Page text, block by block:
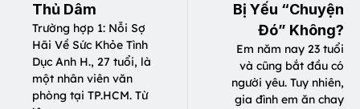
Thủ Dâm
Trường hợp 1: Nỗi Sợ
Hãi Về Sức Khỏe Tình
Dục Anh H., 27 tuổi, là
một nhân viên văn
phòng tại TP.HCM. Từ
Bị Yếu “Chuyện
Đó” Không?
Em năm nay 23 tuổi
và cũng bắt đầu có
người yêu. Tuy nhiên,
gia đình em ăn chay